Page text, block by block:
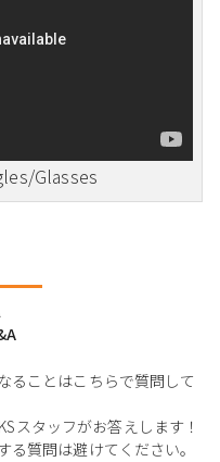
Glasses
ることはこちらで質問して
スタッフがお答えします！
質問は避けてください。